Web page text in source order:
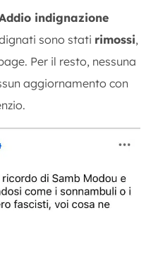
indignazione
sono stati rimossi,
Per il resto, nessuna
aggiornamento con